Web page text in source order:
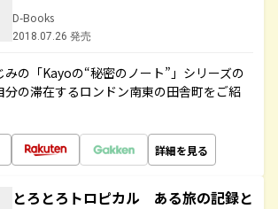
D-Books
2018.07.26 発売
の「Kayoの“秘密のノート”」シリーズの
分の滞在するロンドン南東の田舎町をご紹
詳細を見る
とろとろトロピカル ある旅の記録と